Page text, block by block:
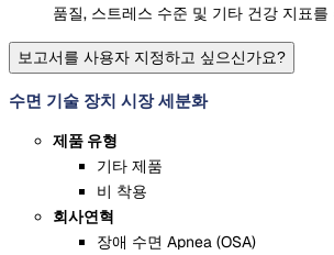
품질, 스트레스 수준 및 기타 건강 지표를
보고서를 사용자 지정하고 싶으신가요?
수면 기술 장치 시장 세분화
제품 유형
기타 제품
비 착용
회사연혁
장애 수면 Apnea (OSA)